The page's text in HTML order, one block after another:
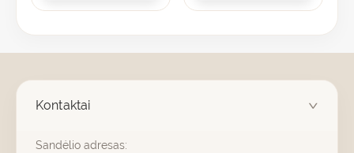
Kontaktai
Sandėlio adresas: